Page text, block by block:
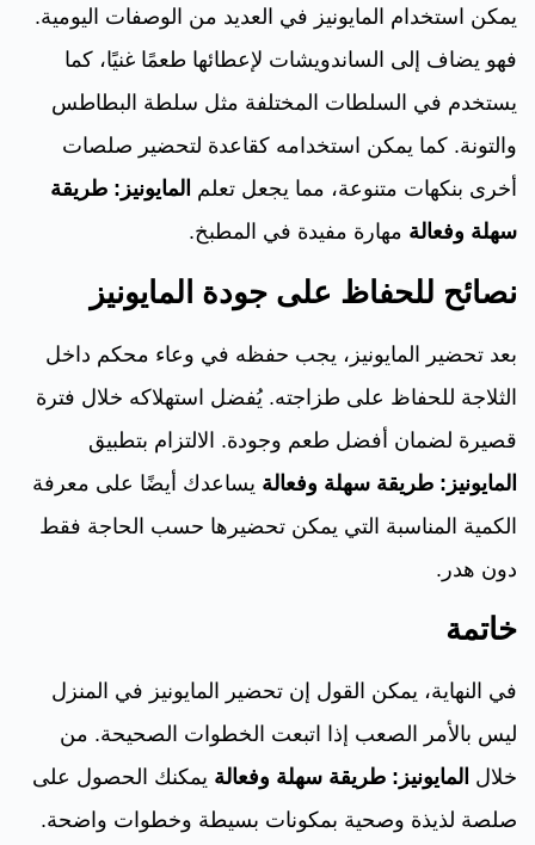
يمكن استخدام المايونيز في العديد من الوصفات اليومية.
فهو يضاف إلى الساندويشات لإعطائها طعمًا غنيًا، كما
يستخدم في السلطات المختلفة مثل سلطة البطاطس
والتونة. كما يمكن استخدامه كقاعدة لتحضير صلصات
أخرى بنكهات متنوعة، مما يجعل تعلم المايونيز: طريقة
سهلة وفعالة مهارة مفيدة في المطبخ.
نصائح للحفاظ على جودة المايونيز
بعد تحضير المايونيز، يجب حفظه في وعاء محكم داخل
الثلاجة للحفاظ على طزاجته. يُفضل استهلاكه خلال فترة
قصيرة لضمان أفضل طعم وجودة. الالتزام بتطبيق
المايونيز: طريقة سهلة وفعالة يساعدك أيضًا على معرفة
الكمية المناسبة التي يمكن تحضيرها حسب الحاجة فقط
دون هدر.
خاتمة
في النهاية، يمكن القول إن تحضير المايونيز في المنزل
ليس بالأمر الصعب إذا اتبعت الخطوات الصحيحة. من
خلال المايونيز: طريقة سهلة وفعالة يمكنك الحصول على
صلصة لذيذة وصحية بمكونات بسيطة وخطوات واضحة.